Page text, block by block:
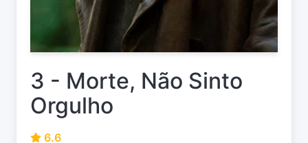
3 - Morte, Não Sinto
Orgulho
6.6